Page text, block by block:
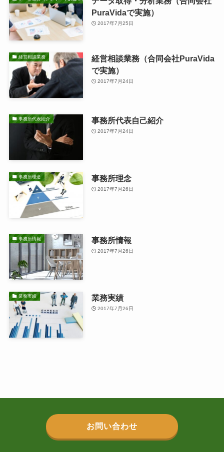
PuraVidaで実施）
2017年7月25日
経営相談業務
経営相談業務（合同会社PuraVida
で実施）
2017年7月24日
事務所代表紹介 事務所代表自己紹介
2017年7月24日
事務所理念 事務所理念
2017年7月26日
事務所情報 事務所情報
2017年7月26日
業務実績 業務実績
2017年7月26日
お問い合わせ